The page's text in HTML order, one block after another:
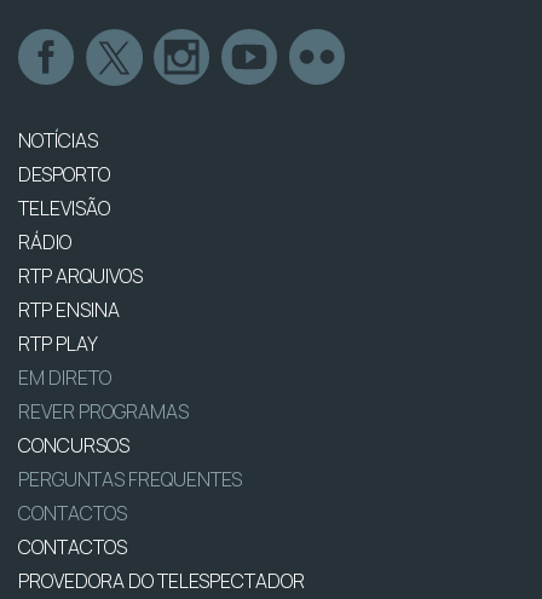
NOTÍCIAS
DESPORTO
TELEVISÃO
RÁDIO
RTP ARQUIVOS
RTP ENSINA
RTP PLAY
EM DIRETO
REVER PROGRAMAS
CONCURSOS
PERGUNTAS FREQUENTES
CONTACTOS
CONTACTOS
PROVEDORA DO TELESPECTADOR